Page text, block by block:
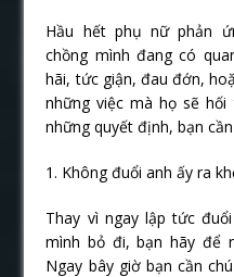
Hầu hết phụ nữ phản
chồng mình đang có
hãi, tức giận, đau đớn,
những việc mà họ sẽ
những quyết định, bạn
1. Không đuổi anh ấy ra
Thay vì ngay lập tức
mình bỏ đi, bạn hãy để
Ngay bây giờ bạn cần